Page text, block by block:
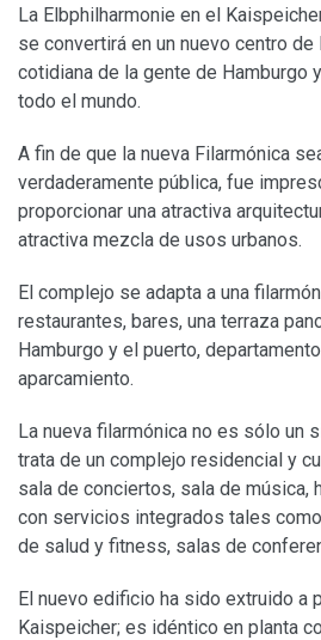
La Elbphilharmonie en el
se convertirá en un nuevo centro
cotidiana de la gente de Hamburgo
todo el mundo.
A fin de que la nueva Filarmónica
verdaderamente pública, fue
proporcionar una atractiva
atractiva mezcla de usos urbanos.
El complejo se adapta a una
restaurantes, bares, una terraza
Hamburgo y el puerto,
aparcamiento.
La nueva filarmónica no es sólo un
trata de un complejo residencial y
sala de conciertos, sala de música,
con servicios integrados tales
de salud y fitness, salas de
El nuevo edificio ha sido extruido a
Kaispeicher; es idéntico en planta